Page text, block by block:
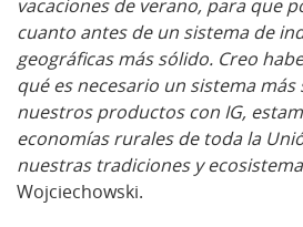
vacaciones de verano, para que
cuanto antes de un sistema de
geográficas más sólido. Creo
qué es necesario un sistema
nuestros productos con IG,
economías rurales de toda la
nuestras tradiciones y
Wojciechowski.